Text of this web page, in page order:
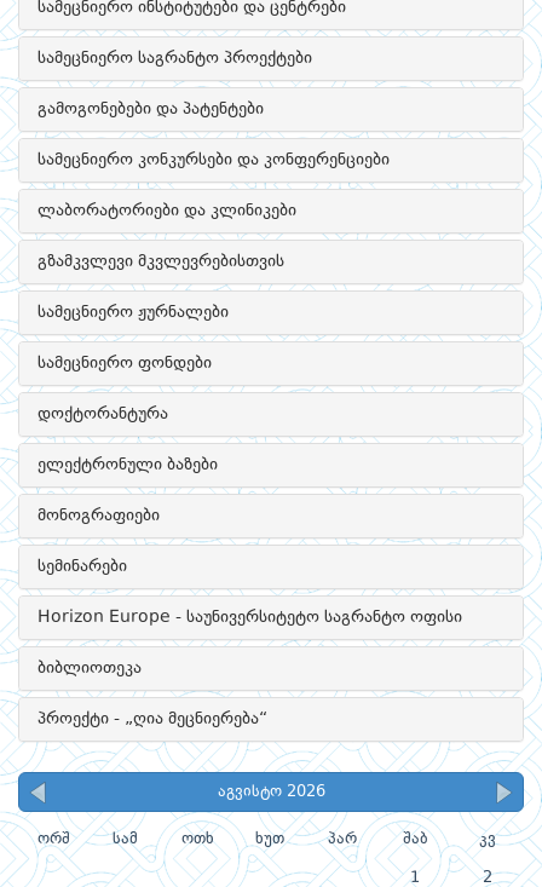
სამეცნიერო ინსტიტუტები და ცენტრები
სამეცნიერო საგრანტო პროექტები
გამოგონებები და პატენტები
სამეცნიერო კონკურსები და კონფერენციები
ლაბორატორიები და კლინიკები
გზამკვლევი მკვლევრებისთვის
სამეცნიერო ჟურნალები
სამეცნიერო ფონდები
დოქტორანტურა
ელექტრონული ბაზები
მონოგრაფიები
სემინარები
Horizon Europe - საუნივერსიტეტო საგრანტო ოფისი
ბიბლიოთეკა
პროექტი - „ღია მეცნიერება“
აგვისტო 2026
ორშ სამ ოთხ ხუთ პარ შაბ კვ
1 2